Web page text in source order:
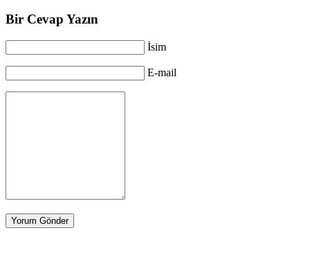
Bir Cevap Yazın
İsim
E-mail